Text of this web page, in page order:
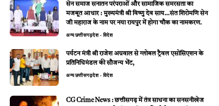
सेन समाज सनातन परंपराओं और सामाजिक समरसता का
मजबूत आधार : मुख्यमंत्री श्री विष्णु देव साय…संत शिरोमणि सेन
जी महाराज के नाम पर नया रायपुर में होगा चौक का नामकरण.
अन्यछत्तीसगढ़देश - विदेश
पर्यटन मंत्री श्री राजेश अग्रवाल से ग्लोबल ट्रैवल एसोसिएशन के
प्रतिनिधिमंडल की सौजन्य भेंट,
अन्यछत्तीसगढ़देश - विदेश
CG Crime News : छत्तीसगढ़ में तंत्र साधना का सनसनीखेज